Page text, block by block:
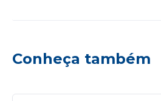
Conheça também